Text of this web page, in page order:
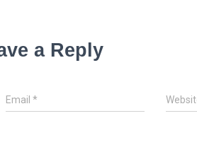
a Reply
Email*